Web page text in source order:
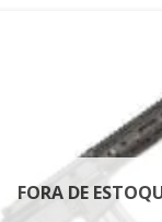
FORA DE